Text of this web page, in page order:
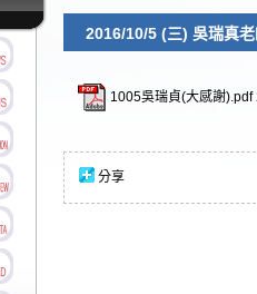
2016/10/5 (三) 吳瑞真
1005吳瑞貞(大感謝).pdf
分享